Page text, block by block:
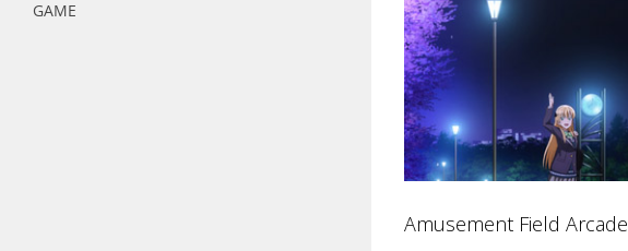
Amusement Field Arcade
GAME